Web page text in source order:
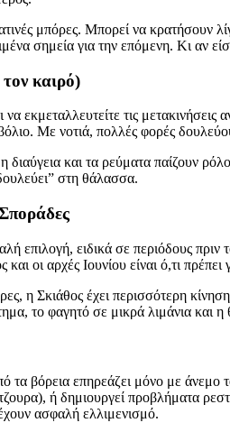
μπόρες. Μπορεί να κρατήσουν
σημεία για την επόμενη. Κι αν
καιρό)
να εκμεταλλευτείτε τις
Με νοτιά, πολλές φορές
διαύγεια και τα ρεύματα παίζουν
στη θάλασσα.
επιλογή, ειδικά σε περιόδους
οι αρχές Ιουνίου είναι ό,τι
η Σκιάθος έχει περισσότερη
το φαγητό σε μικρά λιμάνια
τα βόρεια επηρεάζει μόνο με
ή δημιουργεί προβλήματα
ασφαλή ελλιμενισμό.